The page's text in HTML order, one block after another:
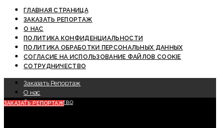
ГЛАВНАЯ СТРАНИЦА
ЗАКАЗАТЬ РЕПОРТАЖ
О НАС
ПОЛИТИКА КОНФИДЕНЦИАЛЬНОСТИ
ПОЛИТИКА ОБРАБОТКИ ПЕРСОНАЛЬНЫХ ДАННЫХ
СОГЛАСИЕ НА ИСПОЛЬЗОВАНИЕ ФАЙЛОВ COOKIE
СОТРУДНИЧЕСТВО
Заказать Репортаж
О нас
Сотрудничество
ЗАКАЗАТЬ РЕПОРТАЖ